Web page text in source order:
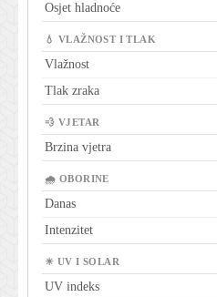
Osjet hladnoće
💧 VLAŽNOST I TLAK
Vlažnost
Tlak zraka
💨 VJETAR
Brzina vjetra
🌧 OBORINE
Danas
Intenzitet
☀ UV I SOLAR
UV indeks